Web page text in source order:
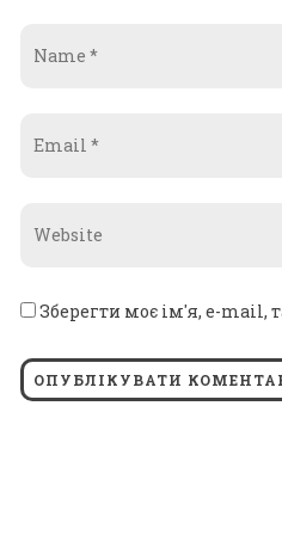
Зберегти моє ім'я, e-mail,